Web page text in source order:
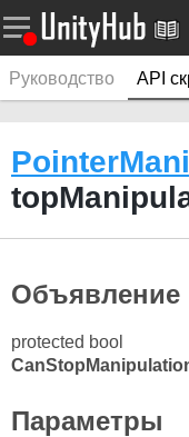
Руководство API
Объявление
protected bool
Параметры